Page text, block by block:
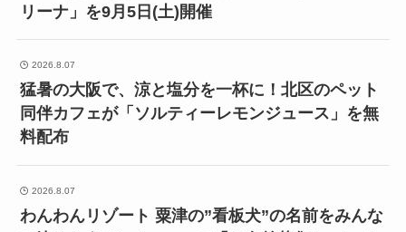
リーナ」を9月5日(土)開催
2026.8.07
猛暑の大阪で、涼と塩分を一杯に！北区のペット
同伴カフェが「ソルティーレモンジュース」を無
料配布
2026.8.07
わんわんリゾート 粟津の”看板犬”の名前をみんな